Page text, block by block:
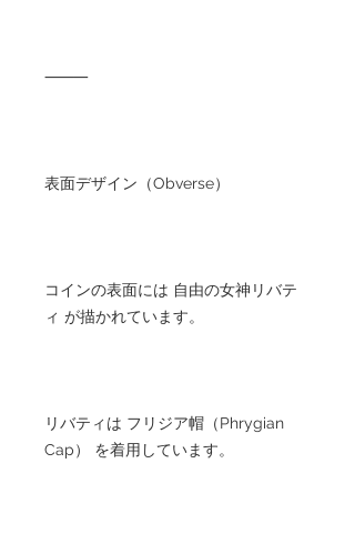
⸻
表面デザイン（Obverse）
コインの表面には 自由の女神リバテ
ィ が描かれています。
リバティは フリジア帽（Phrygian
Cap） を着用しています。